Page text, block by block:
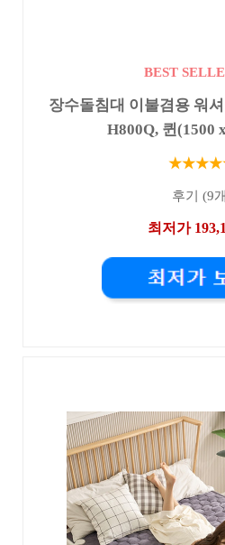
BEST
장수돌침대 이불겸용 워
H800Q, 퀸(1500
후기 (9
최저가